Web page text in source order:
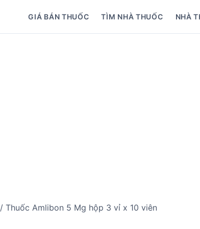
GIÁ BÁN THUỐC TÌM NHÀ THUỐC NHÀ
/ Thuốc Amlibon 5 Mg hộp 3 vỉ x 10 viên